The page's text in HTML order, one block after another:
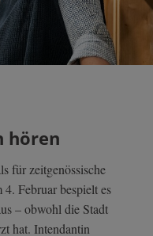
hören
für zeitgenössische
Februar bespielt es
– obwohl die Stadt
hat. Intendantin